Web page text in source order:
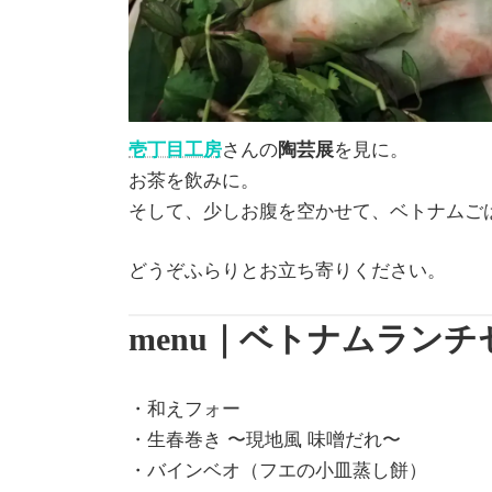
壱丁目工房さんの陶芸展を見に。
お茶を飲みに。
そして、少しお腹を空かせて、ベトナムご
どうぞふらりとお立ち寄りください。
menu｜ベトナムランチ
・和えフォー
・生春巻き 〜現地風 味噌だれ〜
・バインベオ（フエの小皿蒸し餅）